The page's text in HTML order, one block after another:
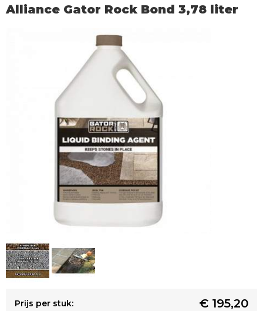
Alliance Gator Rock Bond 3,78 liter
Prijs per stuk: € 195,20